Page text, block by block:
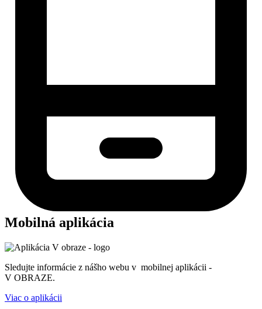
Mobilná aplikácia
Sledujte informácie z nášho webu v mobilnej aplikácii -
V OBRAZE.
Viac o aplikácii